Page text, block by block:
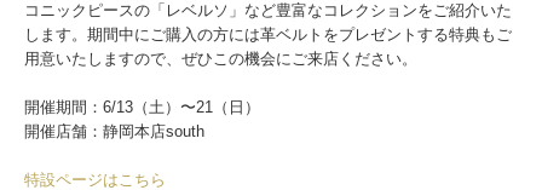
コニックピースの「レベルソ」など豊富なコレクションをご紹介いた
します。期間中にご購入の方には革ベルトをプレゼントする特典もご
用意いたしますので、ぜひこの機会にご来店ください。
開催期間：6/13（土）〜21（日）
開催店舗：静岡本店south
特設ページはこちら